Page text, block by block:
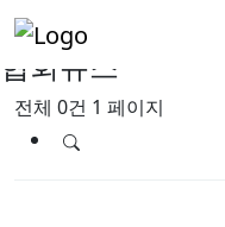
협회뉴스
전체 0건 1 페이지